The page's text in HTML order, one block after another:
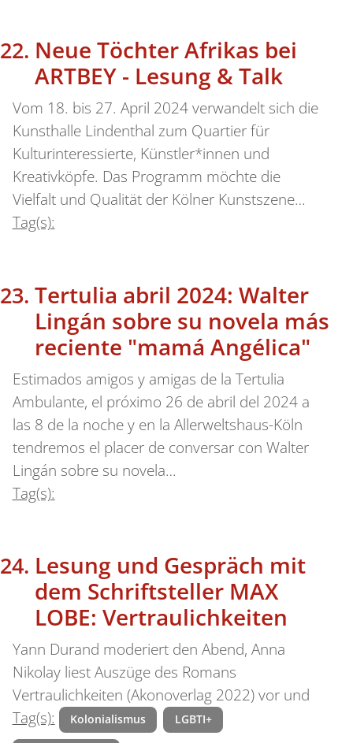
Neue Töchter Afrikas bei
ARTBEY - Lesung & Talk
Vom 18. bis 27. April 2024 verwandelt sich die
Kunsthalle Lindenthal zum Quartier für
Kulturinteressierte, Künstler*innen und
Kreativköpfe. Das Programm möchte die
Vielfalt und Qualität der Kölner Kunstszene…
Tag(s):
Tertulia abril 2024: Walter
Lingán sobre su novela más
reciente "mamá Angélica"
Estimados amigos y amigas de la Tertulia
Ambulante, el próximo 26 de abril del 2024 a
las 8 de la noche y en la Allerweltshaus-Köln
tendremos el placer de conversar con Walter
Lingán sobre su novela…
Tag(s):
Lesung und Gespräch mit
dem Schriftsteller MAX
LOBE: Vertraulichkeiten
Yann Durand moderiert den Abend, Anna
Nikolay liest Auszüge des Romans
Vertraulichkeiten (Akonoverlag 2022) vor und
Tag(s):
Kolonialismus LGBTI+